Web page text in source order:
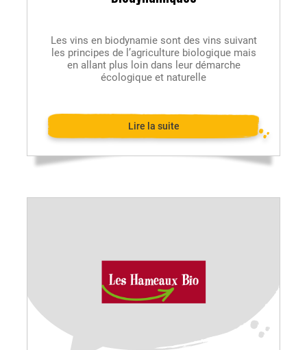
Les vins en biodynamie sont des vins suivant
les principes de l’agriculture biologique mais
en allant plus loin dans leur démarche
écologique et naturelle
Lire la suite